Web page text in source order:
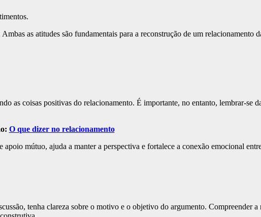
as atitudes são fundamentais para a reconstrução de um relacionamento
as coisas positivas do relacionamento. É importante, no entanto, lembrar-se
O que dizer no relacionamento
mútuo, ajuda a manter a perspectiva e fortalece a conexão emocional
tenha clareza sobre o motivo e o objetivo do argumento. Compreender a